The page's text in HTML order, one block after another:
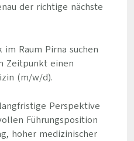
der richtige nächste
Raum Pirna suchen
Zeitpunkt einen
(m/w/d).
Perspektive
Führungsposition
hoher medizinischer